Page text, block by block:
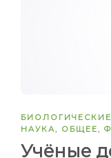
НАУКА , ОБЩЕЕ ,
Учёные